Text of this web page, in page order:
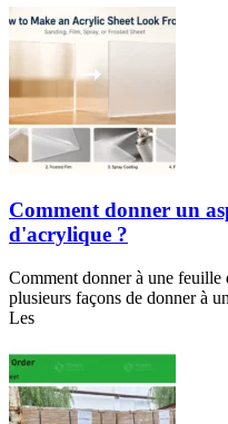
Comment donner un
d'acrylique ?
Comment donner à une
plusieurs façons de donner à
Les